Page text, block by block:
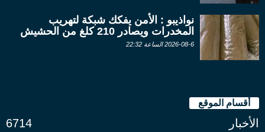
نواذيبو : الأمن يفكك شبكة لتهريب
المخدرات ويصادر 210 كلغ من الحشيش
2026-08-6 الساعة 22:32
أقسام الموقع
الأخبار
6714